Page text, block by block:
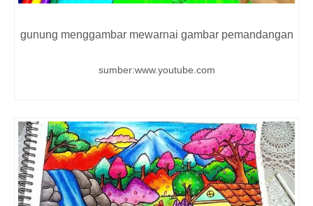
gunung menggambar mewarnai gambar pemandangan
sumber:www.youtube.com